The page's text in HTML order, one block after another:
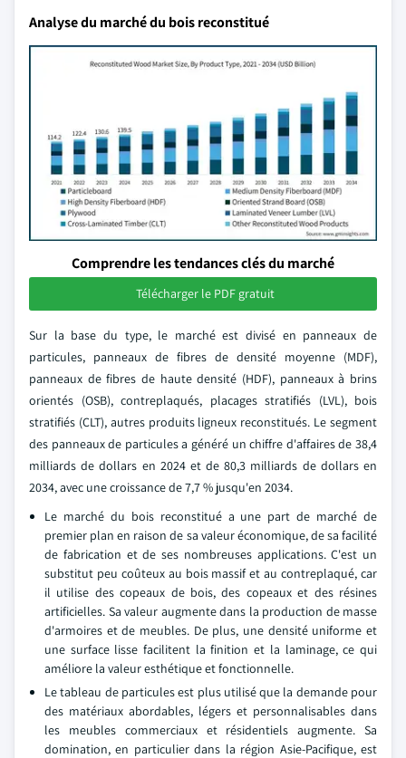
Analyse du marché du bois reconstitué
Comprendre les tendances clés du marché
Télécharger le PDF gratuit
Sur la base du type, le marché est divisé en panneaux de
particules, panneaux de fibres de densité moyenne (MDF),
panneaux de fibres de haute densité (HDF), panneaux à brins
orientés (OSB), contreplaqués, placages stratifiés (LVL), bois
stratifiés (CLT), autres produits ligneux reconstitués. Le segment
des panneaux de particules a généré un chiffre d'affaires de 38,4
milliards de dollars en 2024 et de 80,3 milliards de dollars en
2034, avec une croissance de 7,7 % jusqu'en 2034.
Le marché du bois reconstitué a une part de marché de
premier plan en raison de sa valeur économique, de sa facilité
de fabrication et de ses nombreuses applications. C'est un
substitut peu coûteux au bois massif et au contreplaqué, car
il utilise des copeaux de bois, des copeaux et des résines
artificielles. Sa valeur augmente dans la production de masse
d'armoires et de meubles. De plus, une densité uniforme et
une surface lisse facilitent la finition et la laminage, ce qui
améliore la valeur esthétique et fonctionnelle.
Le tableau de particules est plus utilisé que la demande pour
des matériaux abordables, légers et personnalisables dans
les meubles commerciaux et résidentiels augmente. Sa
domination, en particulier dans la région Asie-Pacifique, est